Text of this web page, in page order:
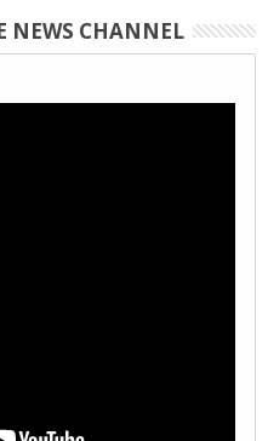
NEWS CHANNEL